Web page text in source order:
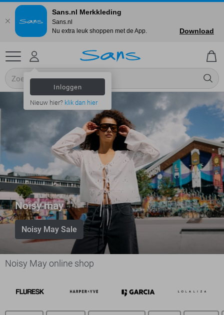
Inloggen
Nieuw hier? klik dan hier
Noisy may
Noisy May Sale
Noisy May online shop
Sans.nl Merkkleding
Sans.nl
Nu extra leuk shoppen met de App.
Download